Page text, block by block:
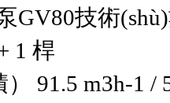
GV80技術
1 桿
91.5 m3h-1 /